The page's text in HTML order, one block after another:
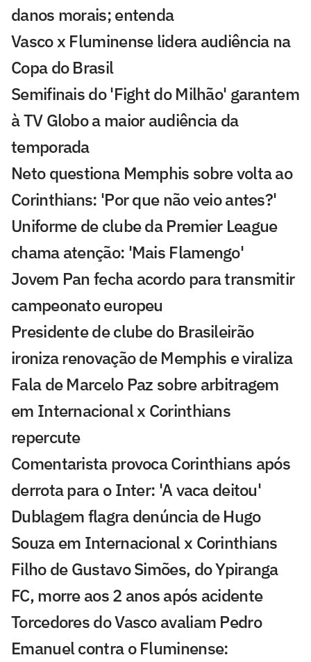
danos morais; entenda
Vasco x Fluminense lidera audiência na
Copa do Brasil
Semifinais do 'Fight do Milhão' garantem
à TV Globo a maior audiência da
temporada
Neto questiona Memphis sobre volta ao
Corinthians: 'Por que não veio antes?'
Uniforme de clube da Premier League
chama atenção: 'Mais Flamengo'
Jovem Pan fecha acordo para transmitir
campeonato europeu
Presidente de clube do Brasileirão
ironiza renovação de Memphis e viraliza
Fala de Marcelo Paz sobre arbitragem
em Internacional x Corinthians
repercute
Comentarista provoca Corinthians após
derrota para o Inter: 'A vaca deitou'
Dublagem flagra denúncia de Hugo
Souza em Internacional x Corinthians
Filho de Gustavo Simões, do Ypiranga
FC, morre aos 2 anos após acidente
Torcedores do Vasco avaliam Pedro
Emanuel contra o Fluminense: